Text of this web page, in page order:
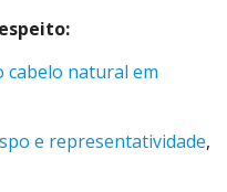
cabelo natural em
e representatividade,